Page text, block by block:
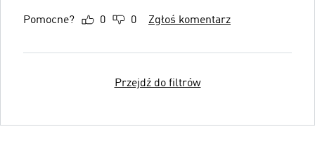
Pomocne? 0 0 Zgłoś komentarz
Przejdź do filtrów